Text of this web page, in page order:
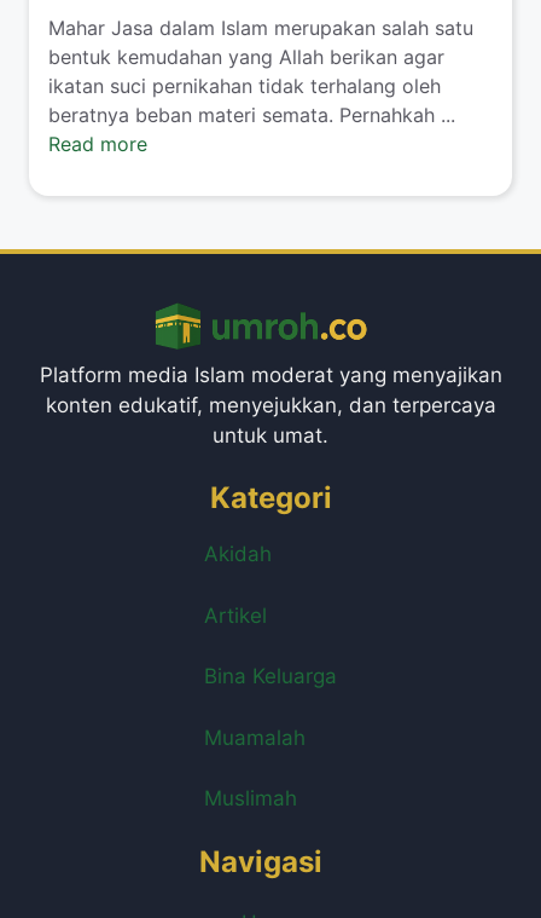
​Mahar Jasa dalam Islam merupakan salah satu
bentuk kemudahan yang Allah berikan agar
ikatan suci pernikahan tidak terhalang oleh
beratnya beban materi semata. Pernahkah ...
Read more
Platform media Islam moderat yang menyajikan
konten edukatif, menyejukkan, dan terpercaya
untuk umat.
Kategori
Akidah
Artikel
Bina Keluarga
Muamalah
Muslimah
Navigasi